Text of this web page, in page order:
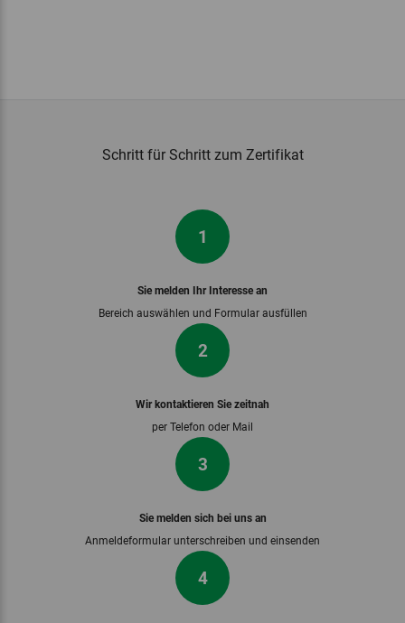
Schritt für Schritt zum Zertifikat
1
Sie melden Ihr Interesse an
Bereich auswählen und Formular ausfüllen
2
Wir kontaktieren Sie zeitnah
per Telefon oder Mail
3
Sie melden sich bei uns an
Anmeldeformular unterschreiben und einsenden
4